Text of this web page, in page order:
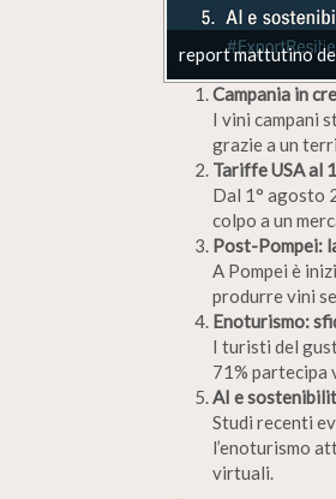
report mattutino
Campania in
I vini campani
grazie a un
Tariffe USA al
Dal 1° agosto
colpo a un
Post-Pompei:
A Pompei è
produrre vini
Enoturismo:
I turisti del
71% partecipa
AI e
Studi recenti
l’enoturismo
virtuali.